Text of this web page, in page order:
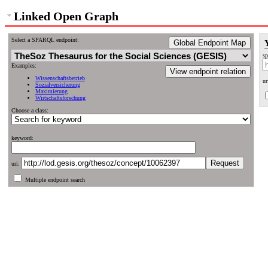
Linked Open Graph
Select a SPARQL endpoint: Global Endpoint Map
View endpoint relation
Examples:
Wissenschaftsbetrieb
Sozialversicherung
Maximierung
Wirtschaftsforschung
Choose a class:
keyword:
uri:
Multiple endpoint search